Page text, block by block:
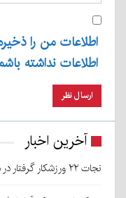
اطلاعات من را
اطلاعات نداشته
آخرین اخبار
نجات ۲۲ ورزشکار گرفتار در دره فوسک توسط هلال‌احمر کرمان